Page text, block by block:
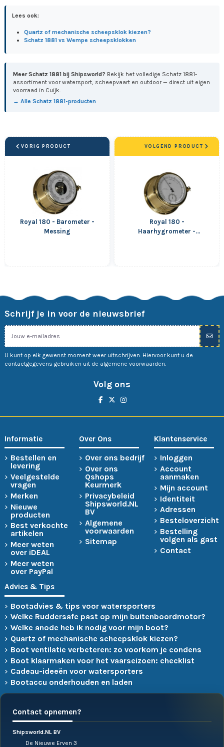
Lees ook:
Quartz of mechanische scheepsklok kiezen?
Schatz 1881 vs Wempe scheepsklokken
Meer Schatz 1881 bij Shipsworld? Bekijk het volledige Schatz 1881-
assortiment voor watersport, scheepvaart en outdoor — direct uit eigen
voorraad in Cuijk.
→ Alle Schatz 1881-producten
VORIG PRODUCT
Royal 180 - Barometer -
Messing
Royal 180 -
Haarhygrometer -
VOLGEND PRODUCT
Schrijf je in voor de nieuwsbrief
U kunt op elk gewenst moment weer uitschrijven. Hiervoor kunt u de
contactgegevens gebruiken uit de algemene voorwaarden.
Volg ons
Informatie
Bestellen en
levering
Veelgestelde
vragen
Merken
Nieuwe
producten
Best verkochte
artikelen
Meer weten
over iDEAL
Meer weten
over PayPal
Over Ons
Over ons bedrijf
Over ons
Qshops
Keurmerk
Privacybeleid
Shipsworld.NL
BV
Algemene
voorwaarden
Sitemap
Klantenservice
Inloggen
Account
aanmaken
Mijn account
Identiteit
Adressen
Besteloverzicht
Bestelling
volgen als gast
Contact
Advies & Tips
Bootadvies & tips voor watersporters
Welke Ruddersafe past op mijn buitenboordmotor?
Welke anode heb ik nodig voor mijn boot?
Quartz of mechanische scheepsklok kiezen?
Boot ventilatie verbeteren: zo voorkom je condens
Boot klaarmaken voor het vaarseizoen: checklist
Cadeau-ideeën voor watersporters
Bootaccu onderhouden en laden
Contact opnemen?
Shipsworld.NL BV
De Nieuwe Erven 3